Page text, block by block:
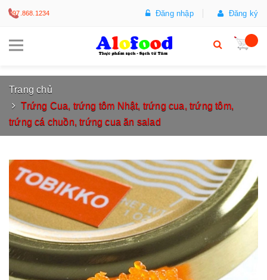
097.868.1234 Đăng nhập Đăng ký
Trang chủ
Trứng Cua, trứng tôm Nhật, trứng cua, trứng tôm,
trứng cá chuồn, trứng cua ăn salad